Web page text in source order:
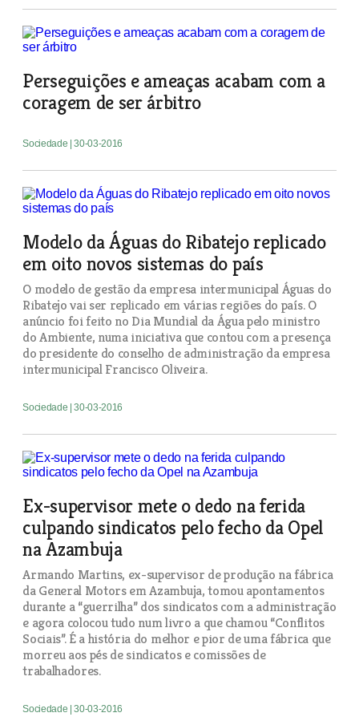
Perseguições e ameaças acabam com a
coragem de ser árbitro
Sociedade | 30-03-2016
Modelo da Águas do Ribatejo replicado
em oito novos sistemas do país
O modelo de gestão da empresa intermunicipal Águas do
Ribatejo vai ser replicado em várias regiões do país. O
anúncio foi feito no Dia Mundial da Água pelo ministro
do Ambiente, numa iniciativa que contou com a presença
do presidente do conselho de administração da empresa
intermunicipal Francisco Oliveira.
Sociedade | 30-03-2016
Ex-supervisor mete o dedo na ferida
culpando sindicatos pelo fecho da Opel
na Azambuja
Armando Martins, ex-supervisor de produção na fábrica
da General Motors em Azambuja, tomou apontamentos
durante a “guerrilha” dos sindicatos com a administração
e agora colocou tudo num livro a que chamou “Conflitos
Sociais”. É a história do melhor e pior de uma fábrica que
morreu aos pés de sindicatos e comissões de
trabalhadores.
Sociedade | 30-03-2016